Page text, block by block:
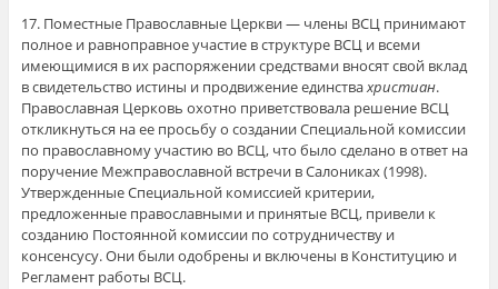
17. Поместные Православные Церкви — члены ВСЦ принимают
полное и равноправное участие в структуре ВСЦ и всеми
имеющимися в их распоряжении средствами вносят свой вклад
в свидетельство истины и продвижение единствахристиан.
Православная Церковь охотно приветствовала решение ВСЦ
откликнуться на ее просьбу о создании Специальной комиссии
по православному участию во ВСЦ, что было сделано в ответ на
поручение Межправославной встречи в Салониках (1998).
Утвержденные Специальной комиссией критерии,
предложенные православными и принятые ВСЦ, привели к
созданию Постоянной комиссии по сотрудничеству и
консенсусу. Они были одобрены и включены в Конституцию и
Регламент работы ВСЦ.